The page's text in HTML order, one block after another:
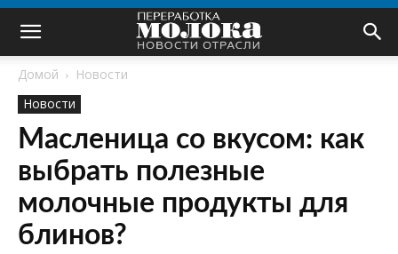
Домой
Новости
Новости
Масленица со вкусом: как
выбрать полезные
молочные продукты для
блинов?